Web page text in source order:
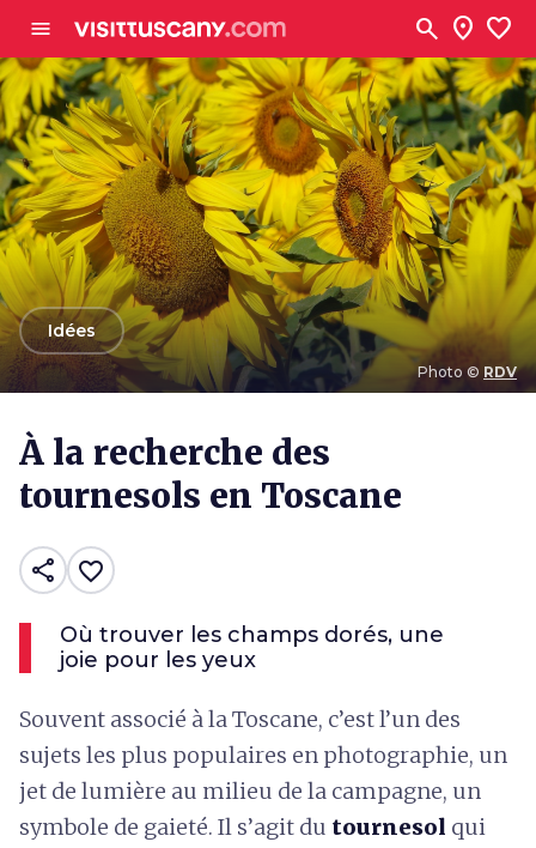
menu search location_on favorite
Photo © RDV
arrow_backIdées
À la recherche des
tournesols en Toscane
share favorite_border
Où trouver les champs dorés, une
joie pour les yeux
Souvent associé à la Toscane, c’est l’un des
sujets les plus populaires en photographie, un
jet de lumière au milieu de la campagne, un
symbole de gaieté. Il s’agit du tournesol qui